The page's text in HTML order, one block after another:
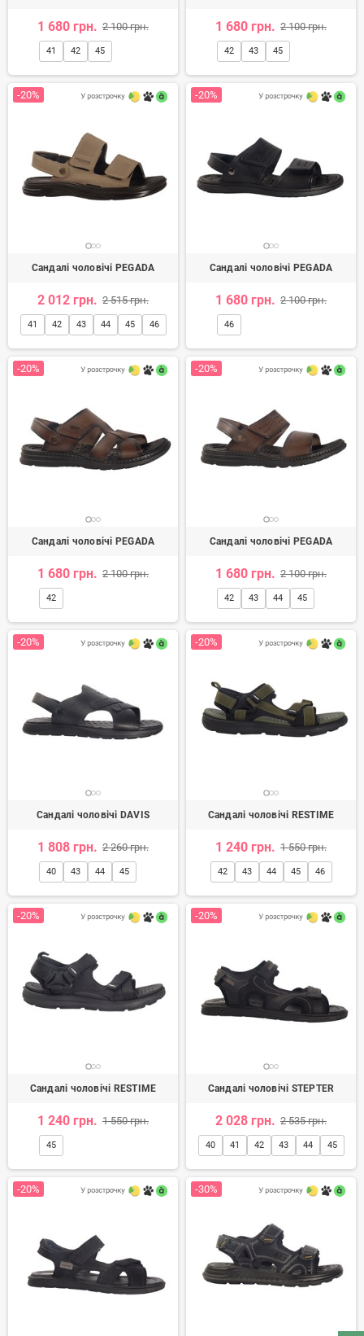
1 680 грн. 2 100 грн.
41 42 45
1 680 грн. 2 100 грн.
42 43 45
-20%
Сандалі чоловічі PEGADA
2 012 грн. 2 515 грн.
41 42 43 44 45 46
-20%
Сандалі чоловічі PEGADA
1 680 грн. 2 100 грн.
46
-20%
Сандалі чоловічі PEGADA
1 680 грн. 2 100 грн.
42
-20%
Сандалі чоловічі PEGADA
1 680 грн. 2 100 грн.
42 43 44 45
-20%
Сандалі чоловічі DAVIS
1 808 грн. 2 260 грн.
40 43 44 45
-20%
Сандалі чоловічі RESTIME
1 240 грн. 1 550 грн.
42 43 44 45 46
-20%
Сандалі чоловічі RESTIME
1 240 грн. 1 550 грн.
45
-20%
Сандалі чоловічі STEPTER
2 028 грн. 2 535 грн.
40 41 42 43 44 45
-20% -30%